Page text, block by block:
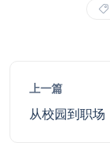
上一篇
从校园到职